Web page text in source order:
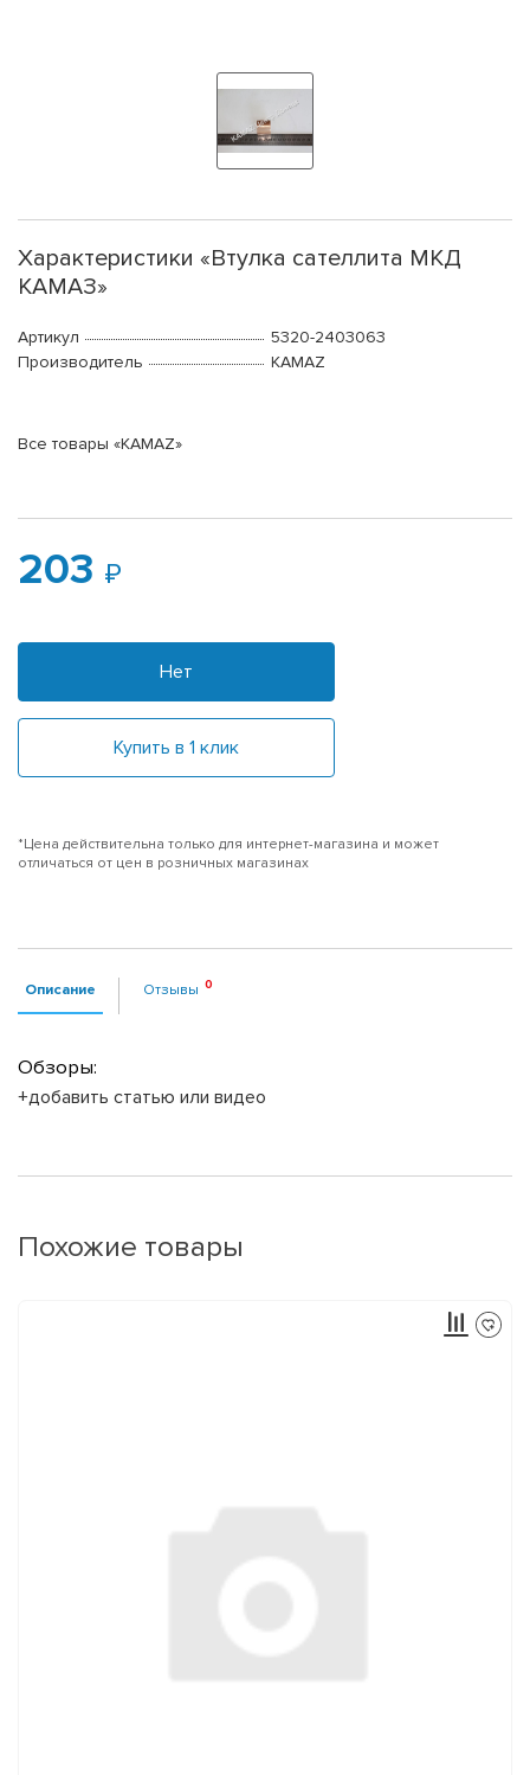
Характеристики «Втулка сателлита МКД
КАМАЗ»
Артикул
5320-2403063
Производитель
KAMAZ
Все товары «KAMAZ»
203
Нет
Купить в 1 клик
*Цена действительна только для интернет-магазина и может
отличаться от цен в розничных магазинах
Описание Отзывы
Обзоры:
+добавить статью или видео
Похожие товары